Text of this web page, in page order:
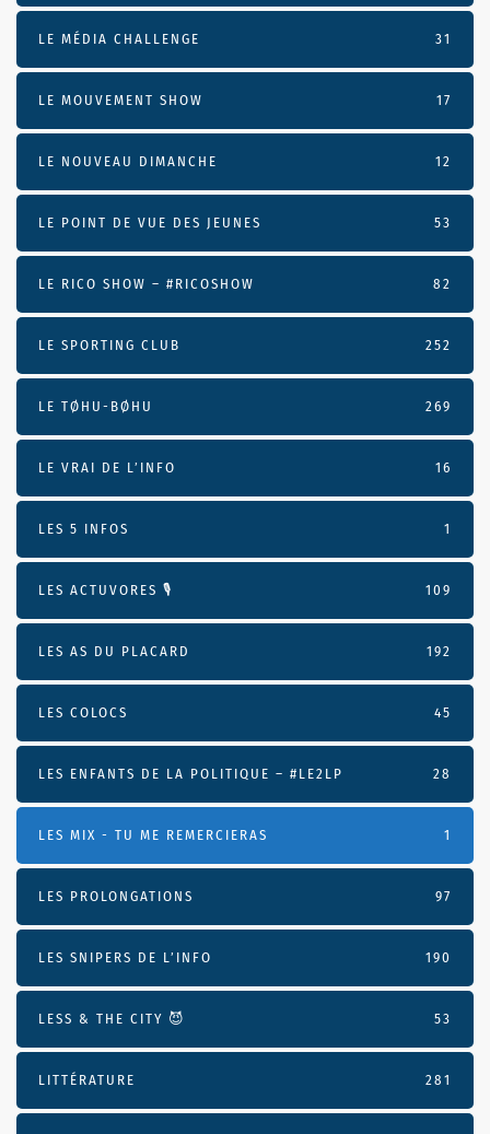
LE MÉDIA CHALLENGE 31
LE MOUVEMENT SHOW 17
LE NOUVEAU DIMANCHE 12
LE POINT DE VUE DES JEUNES 53
LE RICO SHOW – #RICOSHOW 82
LE SPORTING CLUB 252
LE TØHU-BØHU 269
LE VRAI DE L’INFO 16
LES 5 INFOS 1
LES ACTUVORES 🎙 109
LES AS DU PLACARD 192
LES COLOCS 45
LES ENFANTS DE LA POLITIQUE – #LE2LP 28
LES MIX - TU ME REMERCIERAS 1
LES PROLONGATIONS 97
LES SNIPERS DE L’INFO 190
LESS & THE CITY 😈 53
LITTÉRATURE 281